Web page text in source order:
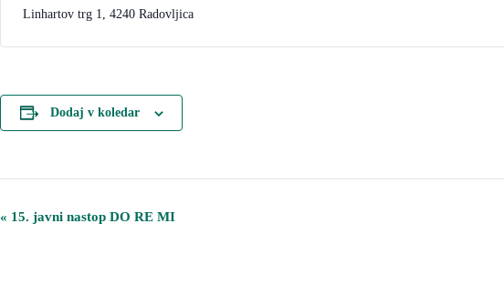
Linhartov trg 1, 4240 Radovljica
Dodaj v koledar
D
« 15. javni nastop DO RE MI